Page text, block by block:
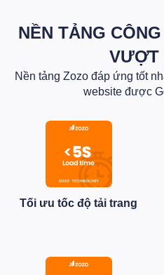
NỀN TẢNG
VƯỢT
Nền tảng Zozo đáp ứng tốt
website được
Tối ưu tốc độ tải trang